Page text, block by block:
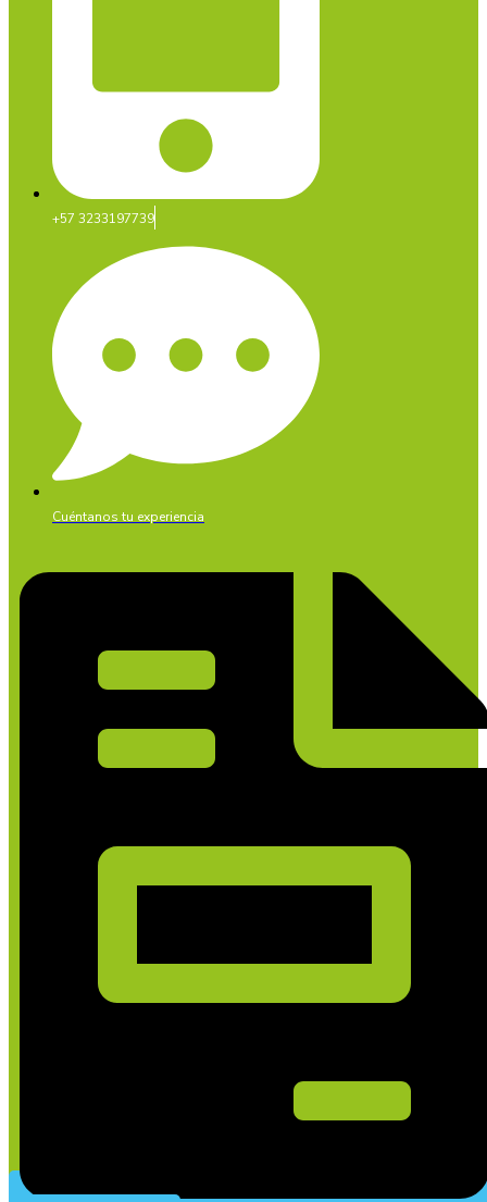
+57 3233197739
Cuéntanos tu experiencia